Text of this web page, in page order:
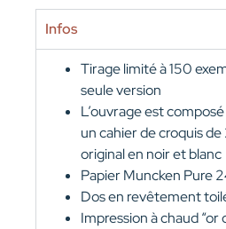
Infos
Tirage limité à 150
seule version
L’ouvrage est
un cahier de croquis de
original en noir et blanc
Papier Muncken Pure
Dos en revêtement
Impression à chaud “or